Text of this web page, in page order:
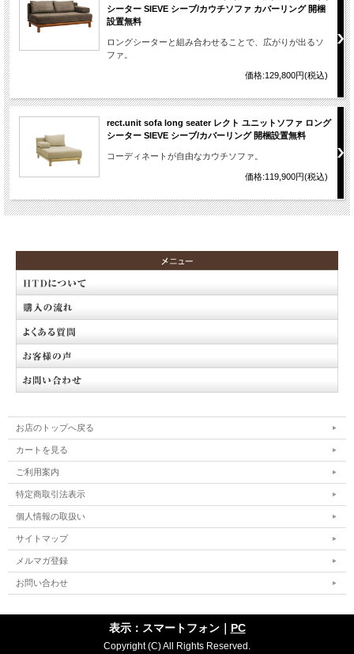
シーター SIEVE シーブ/カウチソファ カバーリング 開梱
設置無料
ロングシーターと組み合わせることで、広がりが出るソ
ファ。
価格:129,800円(税込)
rect.unit sofa long seater レクト ユニットソファ ロング
シーター SIEVE シーブ/カバーリング 開梱設置無料
コーディネートが自由なカウチソファ。
価格:119,900円(税込)
お店のトップへ戻る
カートを見る
ご利用案内
特定商取引法表示
個人情報の取扱い
サイトマップ
メルマガ登録
お問い合わせ
表示：スマートフォン｜ PC
Copyright (C) All Rights Reserved.